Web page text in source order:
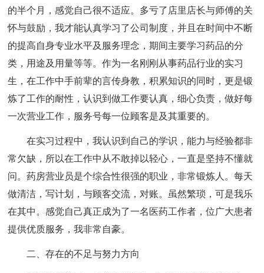
的半个月，感觉自己很不适应。多亏了店里店长与师傅的关
怀与鼓励，我才能认真学习了公司制度，并且在时间中不断
的提高自身专业水平及服务理念，期间主要学习药品的分
类，用途及用量等等。作为一名刚刚从事药品行业的实习
生，在工作中手前辈的言传身教，积累知识的同时，更是锻
炼了工作的耐性，认识到做工作要认真，细心负责，做好每
一次营业工作，服务号每一位顾客是及其重要的。
在实习过程中，我认识到自己的学识，能力与经验都非
常欠缺，所以在工作中从不敢掉以轻心，一直是坚持不懂就
问。药房营业员是个综合性很强的职业，非常锻炼人。每天
做清洁，写计划，与顾客交流，对账。虽然繁琐，可是我乐
在其中。感觉自己真正成为了一名医药工作者，位广大患者
提供优质服务，我非常自豪。
二、存在的不足与努力方向